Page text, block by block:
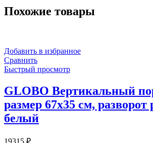
бумаги
нерж.стали
AISI
304,
Похожие товары
Добавить в избранное
Сравнить
Быстрый просмотр
GLOBO Вертикальный
размер 67х35 см, разворот
белый
19315 ₽